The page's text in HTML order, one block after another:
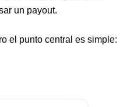
un payout.
el punto central es simple: